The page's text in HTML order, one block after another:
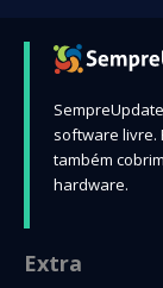
software livre.
também
hardware.
Extra